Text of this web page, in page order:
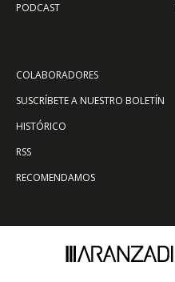
PODCAST
COLABORADORES
SUSCRÍBETE A NUESTRO BOLETÍN
HISTÓRICO
RSS
RECOMENDAMOS